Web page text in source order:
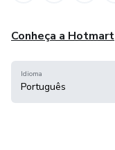
Conheça a Hotmart
Idioma
Português